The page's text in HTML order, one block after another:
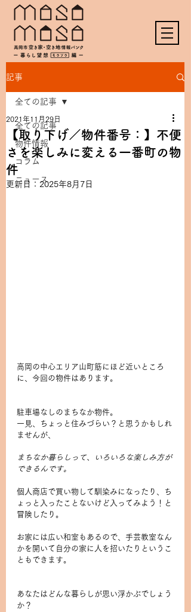
記事
全ての記事
物件情報
コラム
ニュース
全ての記事
【取り下げ／物件番号：】不便
さを楽しみに変える一番町の物
件
2021年11月29日
更新日： 2025年8月7日
高岡の中心エリア山町筋にほど近いところ
に、今回の物件はあります。
駐車場なしのまちなか物件。
一見、ちょっと住みづらい？と思うかもしれ
ませんが、
まちなか暮らしって、いろいろな楽しみ方が
できるんです。
個人商店で買い物して馴染みになったり、ち
ょっと入ったことないけど入ってみよう！と
冒険したり。
お家には広い和室もあるので、手芸教室なん
かを開いて自分の家に人を招いたりというこ
ともできます。
あなたはどんな暮らしが思い浮かぶでしょう
か？